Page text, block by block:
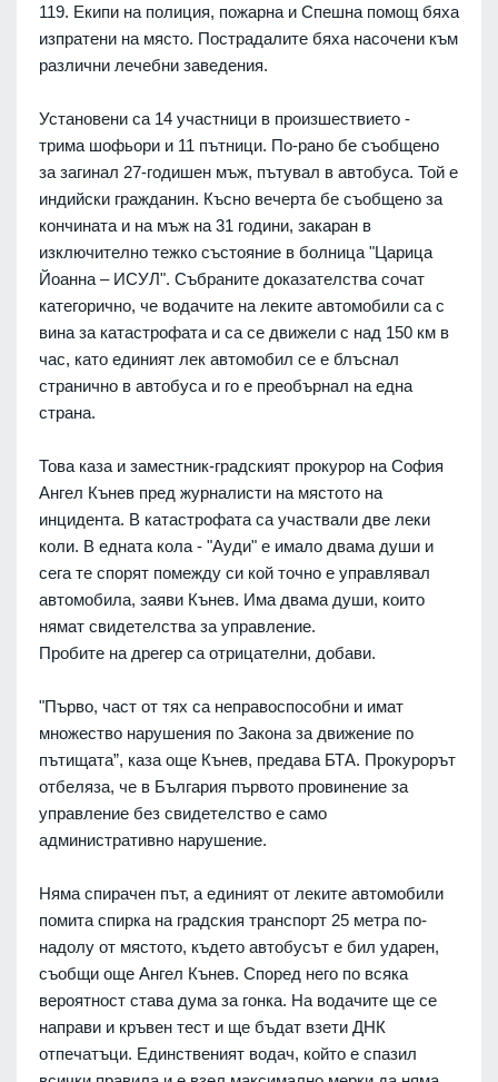
119. Екипи на полиция, пожарна и Спешна помощ бяха
изпратени на място. Пострадалите бяха насочени към
различни лечебни заведения.
Установени са 14 участници в произшествието -
трима шофьори и 11 пътници. По-рано бе съобщено
за загинал 27-годишен мъж, пътувал в автобуса. Той е
индийски гражданин. Късно вечерта бе съобщено за
кончината и на мъж на 31 години, закаран в
изключително тежко състояние в болница "Царица
Йоанна – ИСУЛ". Събраните доказателства сочат
категорично, че водачите на леките автомобили са с
вина за катастрофата и са се движели с над 150 км в
час, като единият лек автомобил се е блъснал
странично в автобуса и го е преобърнал на една
страна.
Това каза и заместник-градският прокурор на София
Ангел Кънев пред журналисти на мястото на
инцидента. В катастрофата са участвали две леки
коли. В едната кола - "Ауди" е имало двама души и
сега те спорят помежду си кой точно е управлявал
автомобила, заяви Кънев. Има двама души, които
нямат свидетелства за управление.
Пробите на дрегер са отрицателни, добави.
"Първо, част от тях са неправоспособни и имат
множество нарушения по Закона за движение по
пътищата”, каза още Кънев, предава БТА. Прокурорът
отбеляза, че в България първото провинение за
управление без свидетелство е само
административно нарушение.
Няма спирачен път, а единият от леките автомобили
помита спирка на градския транспорт 25 метра по-
надолу от мястото, където автобусът е бил ударен,
съобщи още Ангел Кънев. Според него по всяка
вероятност става дума за гонка. На водачите ще се
направи и кръвен тест и ще бъдат взети ДНК
отпечатъци. Единственият водач, който е спазил